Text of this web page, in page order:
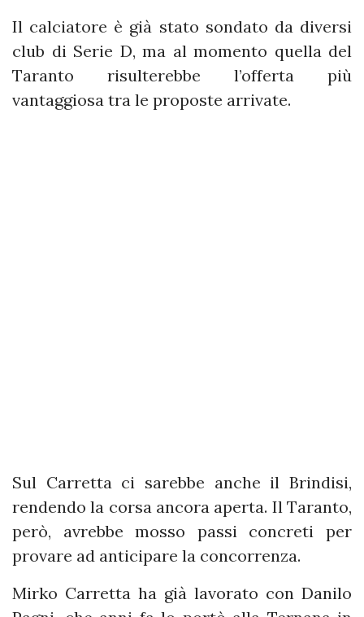
Il calciatore è già stato sondato da diversi
club di Serie D, ma al momento quella del
Taranto risulterebbe l’offerta più
vantaggiosa tra le proposte arrivate.
Sul Carretta ci sarebbe anche il Brindisi,
rendendo la corsa ancora aperta. Il Taranto,
però, avrebbe mosso passi concreti per
provare ad anticipare la concorrenza.
Mirko Carretta ha già lavorato con Danilo